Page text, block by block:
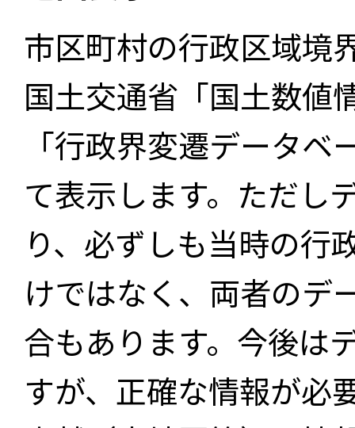
市区町村の行政区域境
国土交通省「国土数値
「行政界変遷データ
て表示します。ただし
り、必ずしも当時の行
けではなく、両者のデ
合もあります。今後は
すが、正確な情報が必